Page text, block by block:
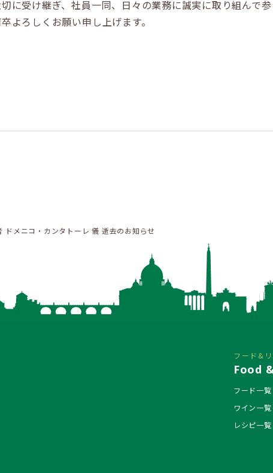
に受け継ぎ、社員一同、日々の業務に誠実に取り組んで
よろしくお願い申し上げます。
ドメニコ・カンタトーレ 儀 逝去のお知らせ
フード&
Food
フード一覧
ワイン一覧
レシピ一覧